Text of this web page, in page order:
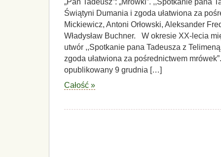
„Pan Tadeusz”: „Mrówki”. ,,Spotkanie pana
Świątyni Dumania i zgoda ułatwiona za
Mickiewicz, Antoni Orłowski, Aleksander
Władysław Buchner. W okresie XX-lecia
utwór ,,Spotkanie pana Tadeusza z
zgoda ułatwiona za pośrednictwem
opublikowany 9 grudnia […]
Całość »